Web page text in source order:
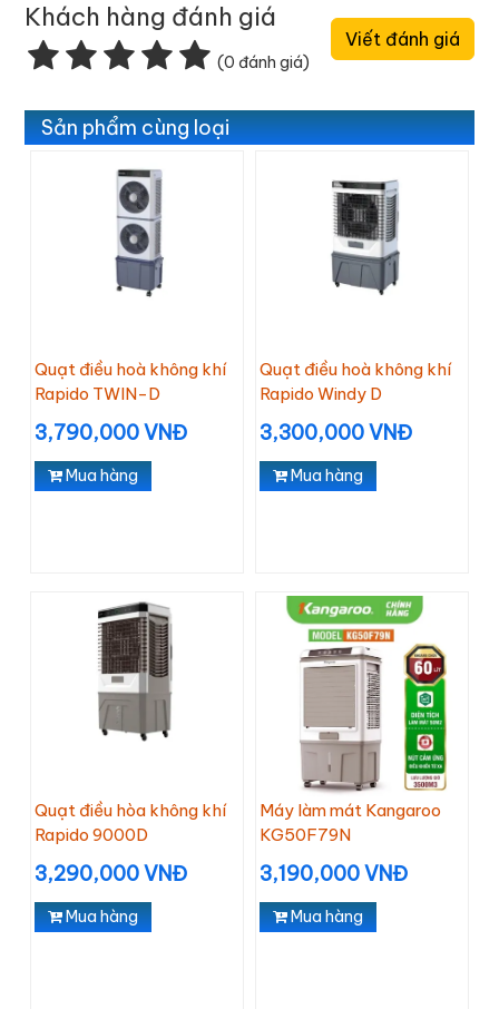
Khách hàng đánh giá
(0 đánh giá)
Viết đánh giá
Sản phẩm cùng loại
Quạt điều hoà không khí
Rapido TWIN-D
3,790,000 VNĐ
Mua hàng
Quạt điều hoà không khí
Rapido Windy D
3,300,000 VNĐ
Mua hàng
Quạt điều hòa không khí
Rapido 9000D
3,290,000 VNĐ
Mua hàng
Máy làm mát Kangaroo
KG50F79N
3,190,000 VNĐ
Mua hàng